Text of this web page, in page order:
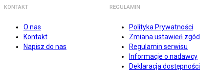
KONTAKT
O nas
Kontakt
Napisz do nas
REGULAMIN
Polityka Prywatności
Zmiana ustawień zgód
Regulamin serwisu
Informacje o nadawcy
Deklaracja dostępności